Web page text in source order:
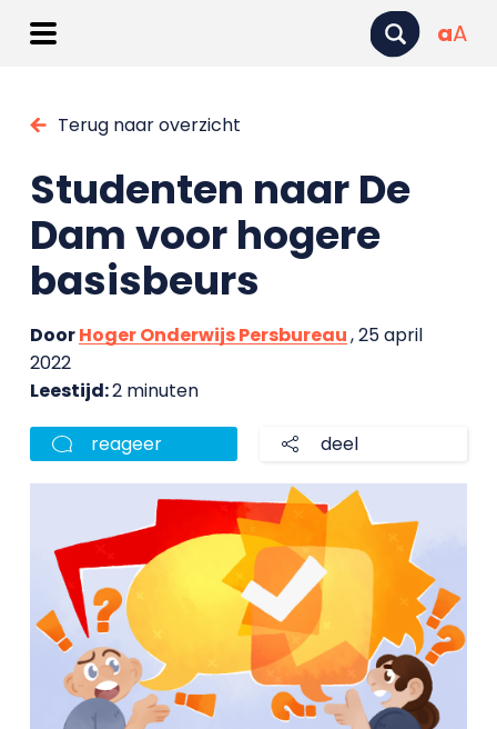
aA
Terug naar overzicht
Studenten naar De
Dam voor hogere
basisbeurs
DoorHoger Onderwijs Persbureau, 25 april
2022
Leestijd:2 minuten
reageer deel